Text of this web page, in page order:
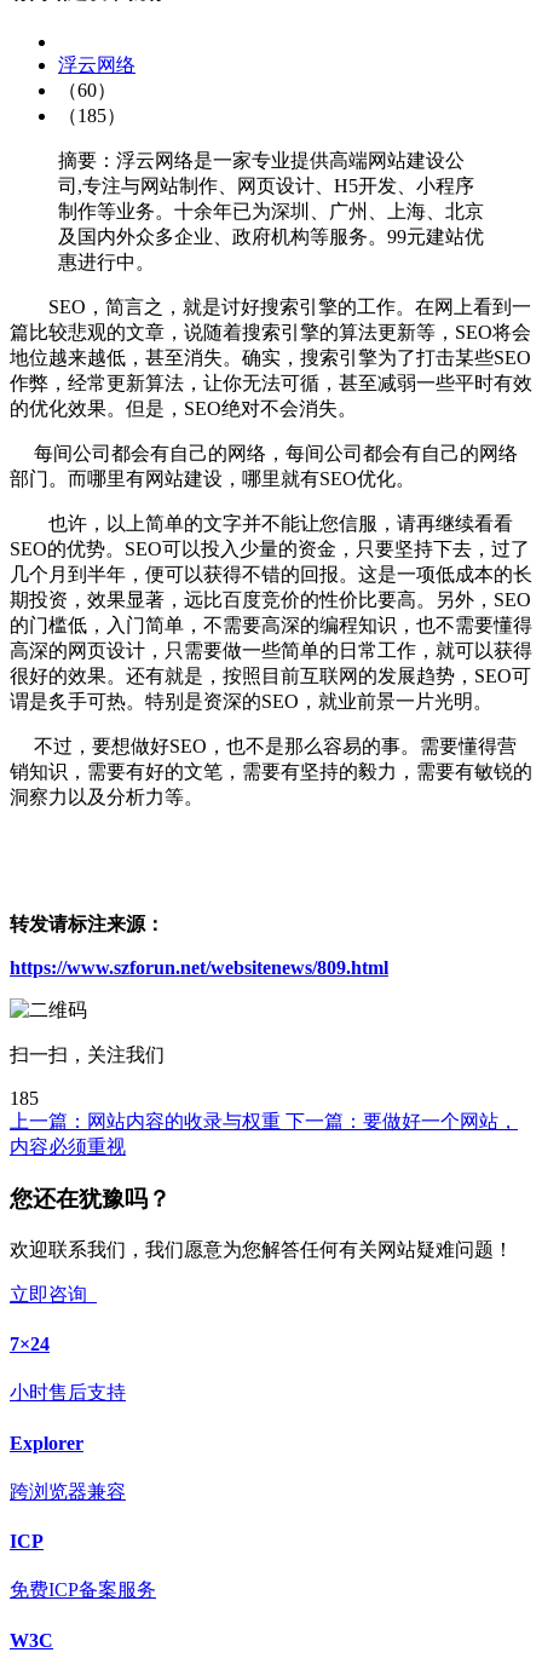
浮云网络
（60）
（185）
摘要：浮云网络是一家专业提供高端网站建设公
司,专注与网站制作、网页设计、H5开发、小程序
制作等业务。十余年已为深圳、广州、上海、北京
及国内外众多企业、政府机构等服务。99元建站优
惠进行中。
SEO，简言之，就是讨好搜索引擎的工作。在网上看到一
篇比较悲观的文章，说随着搜索引擎的算法更新等，SEO将会
地位越来越低，甚至消失。确实，搜索引擎为了打击某些SEO
作弊，经常更新算法，让你无法可循，甚至减弱一些平时有效
的优化效果。但是，SEO绝对不会消失。
每间公司都会有自己的网络，每间公司都会有自己的网络
部门。而哪里有网站建设，哪里就有SEO优化。
也许，以上简单的文字并不能让您信服，请再继续看看
SEO的优势。SEO可以投入少量的资金，只要坚持下去，过了
几个月到半年，便可以获得不错的回报。这是一项低成本的长
期投资，效果显著，远比百度竞价的性价比要高。另外，SEO
的门槛低，入门简单，不需要高深的编程知识，也不需要懂得
高深的网页设计，只需要做一些简单的日常工作，就可以获得
很好的效果。还有就是，按照目前互联网的发展趋势，SEO可
谓是炙手可热。特别是资深的SEO，就业前景一片光明。
不过，要想做好SEO，也不是那么容易的事。需要懂得营
销知识，需要有好的文笔，需要有坚持的毅力，需要有敏锐的
洞察力以及分析力等。
转发请标注来源：
https://www.szforun.net/websitenews/809.html
扫一扫，关注我们
185
上一篇： 网站内容的收录与权重 下一篇： 要做好一个网站，
内容必须重视
您还在犹豫吗？
欢迎联系我们，我们愿意为您解答任何有关网站疑难问题！
立即咨询
7×24
小时售后支持
Explorer
跨浏览器兼容
ICP
免费ICP备案服务
W3C